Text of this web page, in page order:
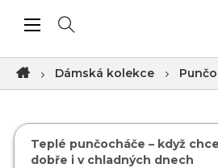
Toggle navigation
☰
Dámská kolekce
Teplé punčocháče – když
dobře i v chladných dnech